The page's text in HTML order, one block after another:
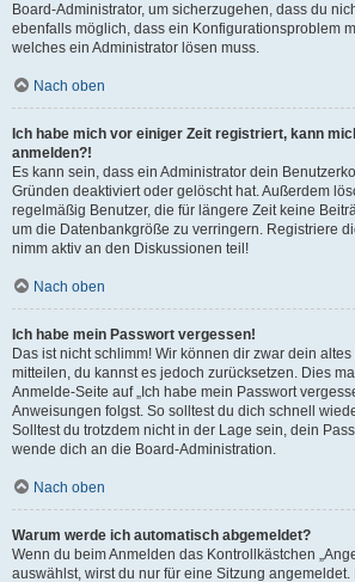
Board-Administrator, um sicherzugehen, dass du
ebenfalls möglich, dass ein Konfigurationsproblem
welches ein Administrator lösen muss.
Nach oben
Ich habe mich vor einiger Zeit registriert, kann
anmelden?!
Es kann sein, dass ein Administrator dein
Gründen deaktiviert oder gelöscht hat. Außerdem
regelmäßig Benutzer, die für längere Zeit keine
um die Datenbankgröße zu verringern. Registriere
nimm aktiv an den Diskussionen teil!
Nach oben
Ich habe mein Passwort vergessen!
Das ist nicht schlimm! Wir können dir zwar dein
mitteilen, du kannst es jedoch zurücksetzen. Dies
Anmelde-Seite auf „Ich habe mein Passwort
Anweisungen folgst. So solltest du dich schnell
Solltest du trotzdem nicht in der Lage sein, dein
wende dich an die Board-Administration.
Nach oben
Warum werde ich automatisch abgemeldet?
Wenn du beim Anmelden das Kontrollkästchen
auswählst, wirst du nur für eine Sitzung